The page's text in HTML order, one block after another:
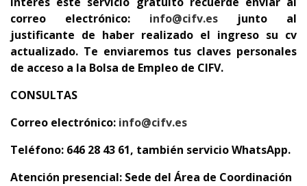
correo electrónico: info@cifv.es junto al
justificante de haber realizado el ingreso su cv
actualizado. Te enviaremos tus claves personales
de acceso a la Bolsa de Empleo de CIFV.
CONSULTAS
Correo electrónico: info@cifv.es
Teléfono: 646 28 43 61, también servicio WhatsApp.
Atención presencial: Sede del Área de Coordinación